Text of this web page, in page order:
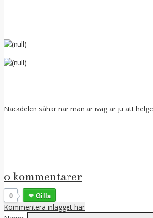
Nackdelen såhär när man är iväg är ju att
0 kommentarer
0
Gilla
Kommentera inlägget här